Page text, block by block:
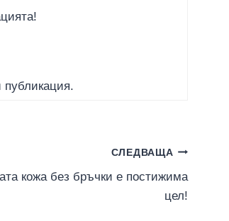
СЛЕДВАЩА
кожа без бръчки е постижима
цел!